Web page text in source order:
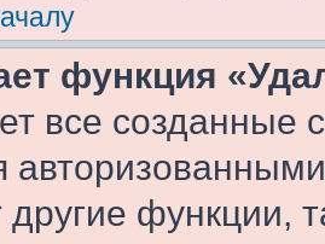
функция
все созданные
функции,